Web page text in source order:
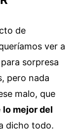
de
ver a
sorpresa
pero nada
malo, que
lo mejor del
dicho todo.